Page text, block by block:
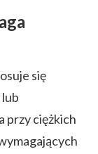
się
przy ciężkich